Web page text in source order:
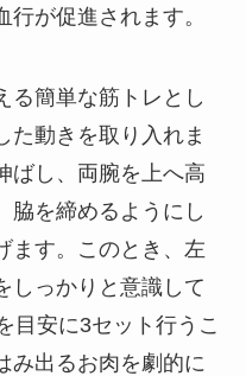
が促進されます。
る簡単な筋トレとし
た動きを取り入れま
ばし、両腕を上へ高
脇を締めるようにし
ます。このとき、左
しっかりと意識して
目安に3セット行うこ
み出るお肉を劇的に